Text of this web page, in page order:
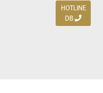
HOTLINE
DB